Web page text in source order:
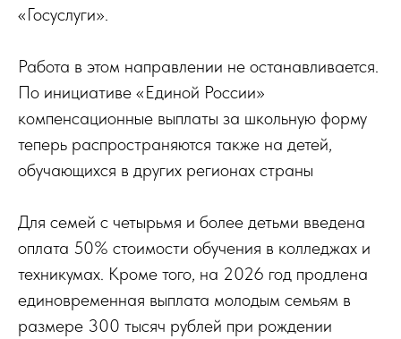
«Госуслуги».
Работа в этом направлении не останавливается.
По инициативе «Единой России»
компенсационные выплаты за школьную форму
теперь распространяются также на детей,
обучающихся в других регионах страны
Для семей с четырьмя и более детьми введена
оплата 50% стоимости обучения в колледжах и
техникумах. Кроме того, на 2026 год продлена
единовременная выплата молодым семьям в
размере 300 тысяч рублей при рождении